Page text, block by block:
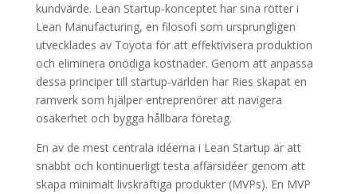
kundvärde. Lean Startup-konceptet har sina rötter i
Lean Manufacturing, en filosofi som ursprungligen
utvecklades av Toyota för att effektivisera produktion
och eliminera onödiga kostnader. Genom att anpassa
dessa principer till startup-världen har Ries skapat en
ramverk som hjälper entreprenörer att navigera
osäkerhet och bygga hållbara företag.
En av de mest centrala idéerna i Lean Startup är att
snabbt och kontinuerligt testa affärsidéer genom att
skapa minimalt livskraftiga produkter (MVPs). En MVP